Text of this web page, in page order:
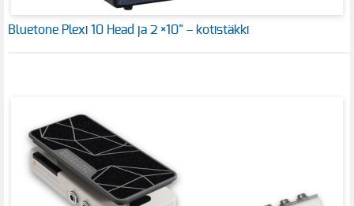
Bluetone Plexi 10 Head ja 2 ×10" – kotistäkki